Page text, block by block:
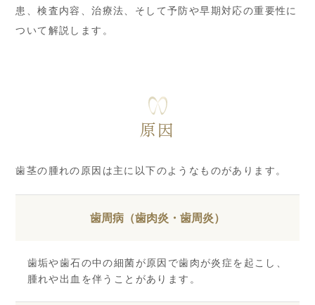
患、検査内容、治療法、そして予防や早期対応の重要性に
ついて解説します。
原因
歯茎の腫れの原因は主に以下のようなものがあります。
歯周病（歯肉炎・歯周炎）
歯垢や歯石の中の細菌が原因で歯肉が炎症を起こし、
腫れや出血を伴うことがあります。